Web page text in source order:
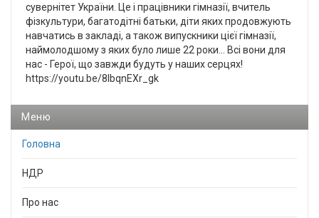
сувернітет України. Це і працівники гімназії, вчитель
фізкультури, багатодітні батьки, діти яких продовжують
навчатись в закладі, а також випускники цієї гімназії,
наймолодшому з яких було лише 22 роки... Всі вони для
нас - Герої, що завжди будуть у наших серцях!
https://youtu.be/8IbqnEXr_gk
Меню
Головна
НДР
Про нас